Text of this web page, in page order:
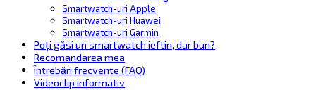
Smartwatch-uri Apple
Smartwatch-uri Huawei
Smartwatch-uri Garmin
Poți găsi un smartwatch ieftin, dar bun?
Recomandarea mea
Întrebări frecvente (FAQ)
Videoclip informativ